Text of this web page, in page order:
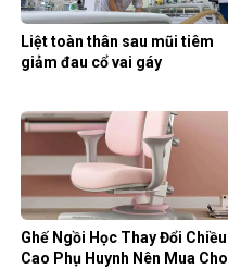
Liệt toàn thân sau mũi tiêm
giảm đau cổ vai gáy
Ghế Ngồi Học Thay Đổi Chiều
Cao Phụ Huynh Nên Mua Cho